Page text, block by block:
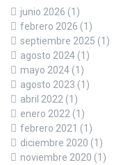
junio 2026 (1)
febrero 2026 (1)
septiembre 2025 (1)
agosto 2024 (1)
mayo 2024 (1)
agosto 2023 (1)
abril 2022 (1)
enero 2022 (1)
febrero 2021 (1)
diciembre 2020 (1)
noviembre 2020 (1)